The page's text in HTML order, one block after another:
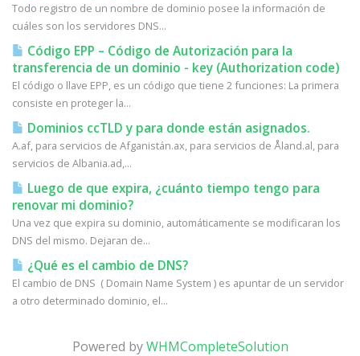
Todo registro de un nombre de dominio posee la información de
cuáles son los servidores DNS...
Código EPP – Código de Autorización para la
transferencia de un dominio - key (Authorization code)
El código o llave EPP, es un código que tiene 2 funciones: La primera
consiste en proteger la...
Dominios ccTLD y para donde están asignados.
A.af, para servicios de Afganistán.ax, para servicios de Åland.al, para
servicios de Albania.ad,...
Luego de que expira, ¿cuánto tiempo tengo para
renovar mi dominio?
Una vez que expira su dominio, automáticamente se modificaran los
DNS del mismo. Dejaran de...
¿Qué es el cambio de DNS?
El cambio de DNS ( Domain Name System ) es apuntar de un servidor
a otro determinado dominio, el...
Powered byWHMCompleteSolution